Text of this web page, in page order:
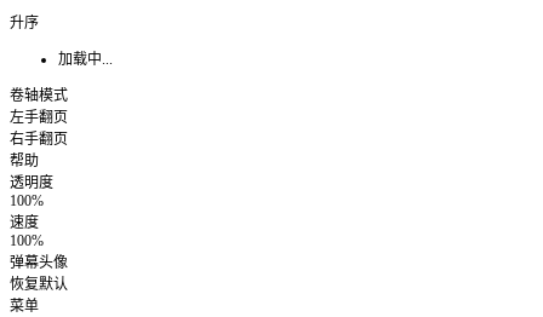
升序
加载中...
卷轴模式
左手翻页
右手翻页
帮助
透明度
100%
速度
100%
弹幕头像
恢复默认
菜单